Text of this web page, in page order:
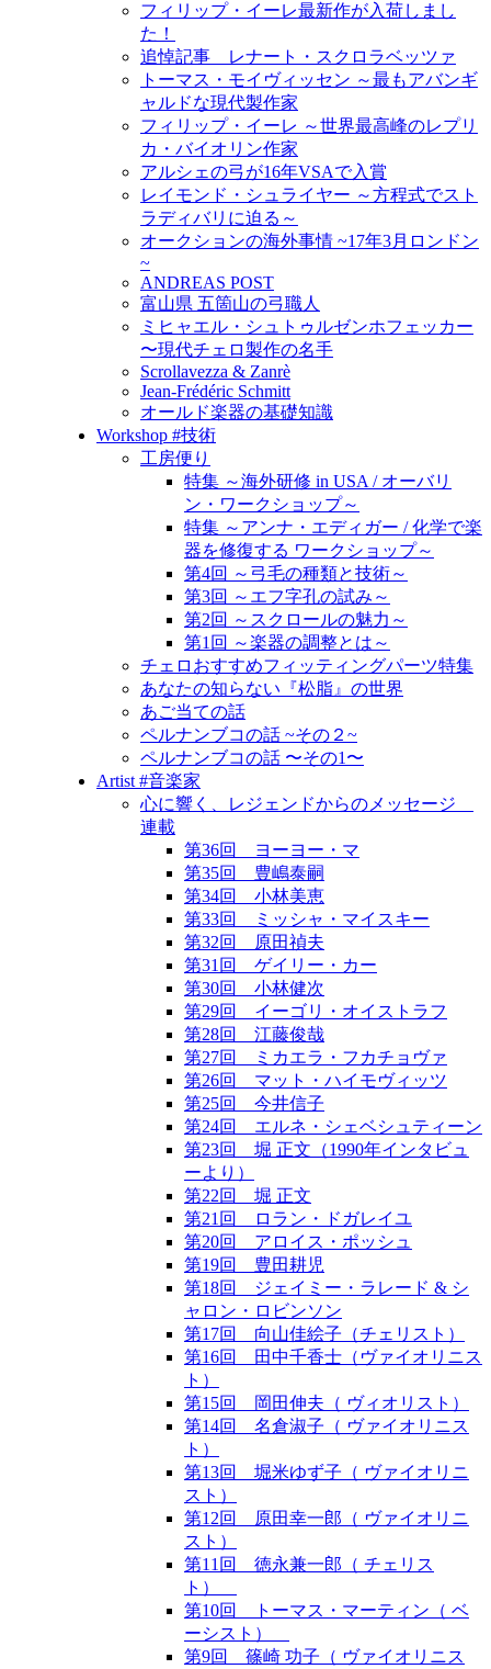
フィリップ・イーレ最新作が入荷しまし
た！
追悼記事 レナート・スクロラベッツァ
トーマス・モイヴィッセン ～最もアバンギ
ャルドな現代製作家
フィリップ・イーレ ～世界最高峰のレプリ
カ・バイオリン作家
アルシェの弓が16年VSAで入賞
レイモンド・シュライヤー ～方程式でスト
ラディバリに迫る～
オークションの海外事情 ~17年3月ロンドン
~
ANDREAS POST
富山県 五箇山の弓職人
ミヒャエル・シュトゥルゼンホフェッカー
〜現代チェロ製作の名手
Scrollavezza & Zanrè
Jean-Frédéric Schmitt
オールド楽器の基礎知識
Workshop #技術
工房便り
特集 ～海外研修 in USA / オーバリ
ン・ワークショップ～
特集 ～アンナ・エディガー / 化学で楽
器を修復する ワークショップ～
第4回 ～弓毛の種類と技術～
第3回 ～エフ字孔の試み～
第2回 ～スクロールの魅力～
第1回 ～楽器の調整とは～
チェロおすすめフィッティングパーツ特集
あなたの知らない『松脂』の世界
あご当ての話
ペルナンブコの話 ~その２~
ペルナンブコの話 〜その1〜
Artist #音楽家
心に響く、レジェンドからのメッセージ
連載
第36回 ヨーヨー・マ
第35回 豊嶋泰嗣
第34回 小林美恵
第33回 ミッシャ・マイスキー
第32回 原田禎夫
第31回 ゲイリー・カー
第30回 小林健次
第29回 イーゴリ・オイストラフ
第28回 江藤俊哉
第27回 ミカエラ・フカチョヴァ
第26回 マット・ハイモヴィッツ
第25回 今井信子
第24回 エルネ・シェベシュティーン
第23回 堀 正文（1990年インタビュ
ーより）
第22回 堀 正文
第21回 ロラン・ドガレイユ
第20回 アロイス・ポッシュ
第19回 豊田耕児
第18回 ジェイミー・ラレード & シ
ャロン・ロビンソン
第17回 向山佳絵子（チェリスト）
第16回 田中千香士（ヴァイオリニス
ト）
第15回 岡田伸夫（ ヴィオリスト）
第14回 名倉淑子（ ヴァイオリニス
ト）
第13回 堀米ゆず子（ ヴァイオリニ
スト）
第12回 原田幸一郎（ ヴァイオリニ
スト）
第11回 徳永兼一郎（ チェリス
ト）
第10回 トーマス・マーティン（ ベ
ーシスト）
第9回 篠崎 功子（ ヴァイオリニス